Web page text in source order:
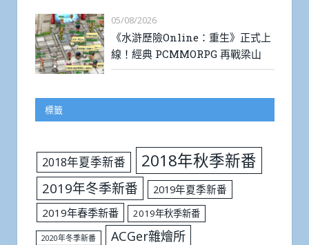
05/08/2026
《水滸歷險Online：重生》正式上
線！經典 PCMMORPG 再戰梁山
標籤
2018年夏季新番 2018年秋季新番
2019年冬季新番
2019年夏季新番
2019年春季新番
2019年秋季新番
2020年冬季新番 ACGer雜燴所